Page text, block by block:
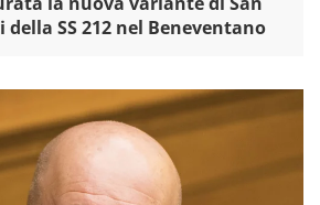
della SS 212 nel Beneventano